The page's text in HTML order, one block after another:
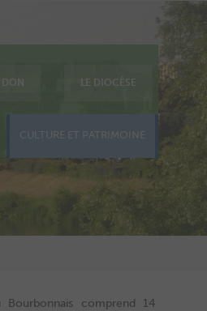
DON LE DIOCÈSE
CULTURE ET PATRIMOINE
comprend 14